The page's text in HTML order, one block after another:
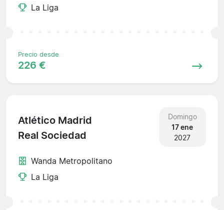
La Liga
Precio desde
226 €
Atlético Madrid
Real Sociedad
Domingo
17 ene
2027
Wanda Metropolitano
La Liga